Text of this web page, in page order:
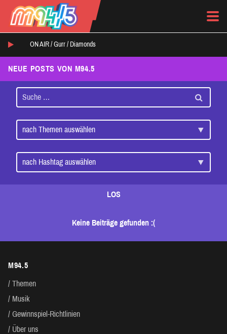
ON AIR / Gurr / Diamonds
NEUE POSTS VON M94.5
LOS
Keine Beiträge gefunden :(
M94.5
Themen
Musik
Gewinnspiel-Richtlinien
Über uns